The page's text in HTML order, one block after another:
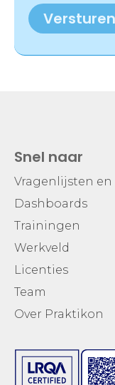
Versturen
Snel naar
Vragenlijsten en
Dashboards
Trainingen
Werkveld
Licenties
Team
Over Praktikon